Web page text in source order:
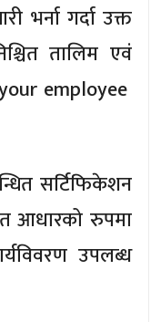
भर्ना गर्दा उक्त
तालिम एवं
your employee
सर्टिफिकेशन
आधारको रुपमा
उपलब्ध